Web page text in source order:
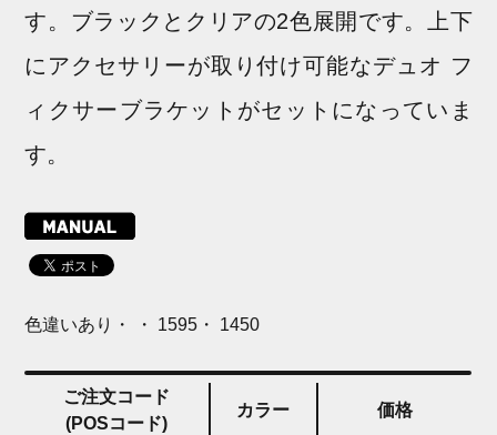
す。ブラックとクリアの2色展開です。上下
にアクセサリーが取り付け可能なデュオ フ
ィクサーブラケットがセットになっていま
す。
色違いあり・ ・ 1595・ 1450
ご注文コード
(POSコード)
カラー 価格